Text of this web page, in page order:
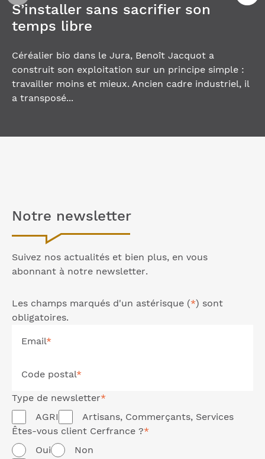
S’installer sans sacrifier son
temps libre
Céréalier bio dans le Jura, Benoît Jacquot a
construit son exploitation sur un principe simple :
travailler moins et mieux. Ancien cadre industriel, il
a transposé...
Notre newsletter
Suivez nos actualités et bien plus, en vous
abonnant à notre newsletter.
Les champs marqués d'un astérisque (*) sont
obligatoires.
Email*
Code postal*
Type de newsletter*
AGRI
Artisans, Commerçants, Services
Êtes-vous client Cerfrance ?*
Oui
Non